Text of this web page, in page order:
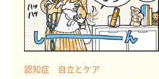
認知症 自立とケア